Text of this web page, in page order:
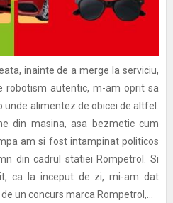
inainte de a merge la serviciu,
robotism autentic, m-am oprit sa
alimentez de obicei de altfel.
din masina, asa bezmetic cum
am si fost intampinat politicos
din cadrul statiei Rompetrol. Si
ca la inceput de zi, mi-am dat
un concurs marca Rompetrol,...